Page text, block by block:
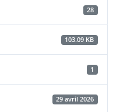
28
103.09 KB
1
29 avril 2026